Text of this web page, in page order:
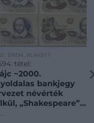
ÉREM, PLAKETT
tétel:
~2000.
bankjegy
névérték
„Shakespeare”